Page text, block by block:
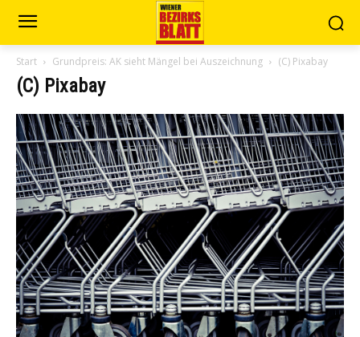
Start Grundpreis: AK sieht Mängel bei Auszeichnung (C) Pixabay
(C) Pixabay